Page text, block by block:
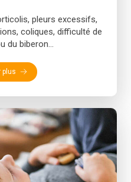
pleurs excessifs,
coliques, difficulté de
du biberon...
plus